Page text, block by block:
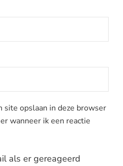
site opslaan in deze browser
wanneer ik een reactie
als er gereageerd